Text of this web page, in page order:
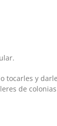
tocarles y
de colonias